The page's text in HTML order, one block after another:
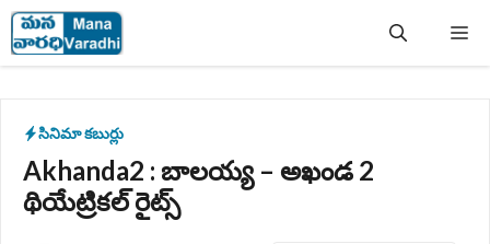
Skip
to
content
సినిమా కబుర్లు
Akhanda2 : బాలయ్య – అఖండ 2
థియేట్రికల్ రైట్స్